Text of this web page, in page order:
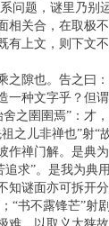
问题，谜里乃别
相关合，在取极
有上文，则下文
之隙也。告之曰
一种文字乎？但
之圉圉焉”：才
之儿非禅也”射“
作禅门解。是典
追求”。是我为典
知谜面亦可拆开
“书不露锋芒”射